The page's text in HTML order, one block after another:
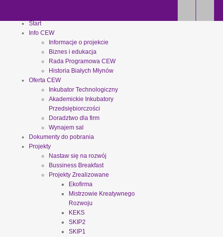
Start
Info CEW
Informacje o projekcie
Biznes i edukacja
Rada Programowa CEW
Historia Białych Młynów
Oferta CEW
Inkubator Technologiczny
Akademickie Inkubatory
Przedsiębiorczości
Doradztwo dla firm
Wynajem sal
Dokumenty do pobrania
Projekty
Nastaw się na rozwój
Bussiness Breakfast
Projekty Zrealizowane
Ekofirma
Mistrzowie Kreatywnego
Rozwoju
KEKS
SKIP2
SKIP1